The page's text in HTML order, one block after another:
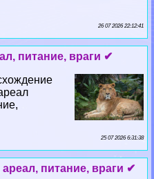
26 07 2026 22:12:41
питание, враги ✔
25 07 2026 6:31:38
питание, враги ✔